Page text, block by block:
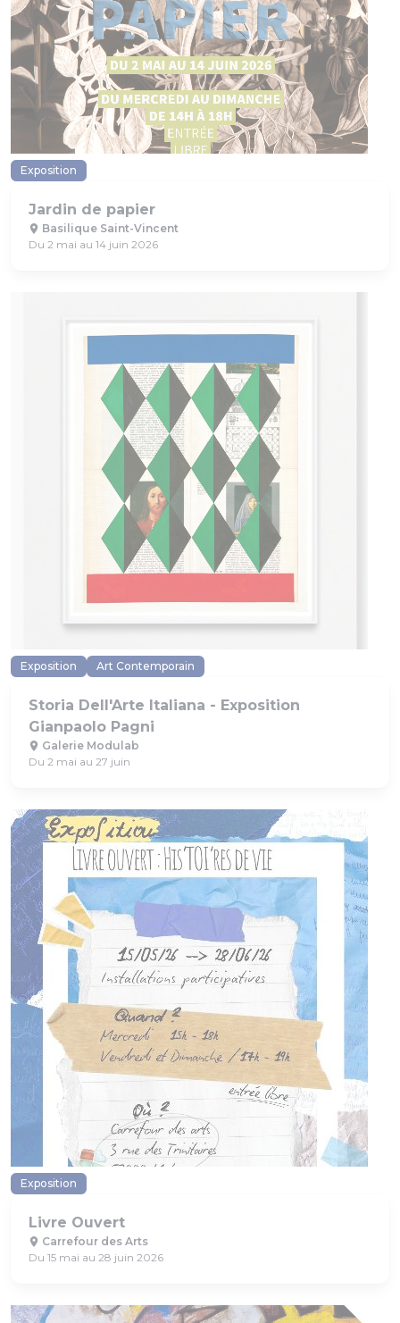
Exposition
Jardin de papier
Basilique Saint-Vincent
Du 2 mai au 14 juin 2026
Exposition Art Contemporain
Storia Dell'Arte Italiana - Exposition
Gianpaolo Pagni
Galerie Modulab
Du 2 mai au 27 juin
Exposition
Livre Ouvert
Carrefour des Arts
Du 15 mai au 28 juin 2026